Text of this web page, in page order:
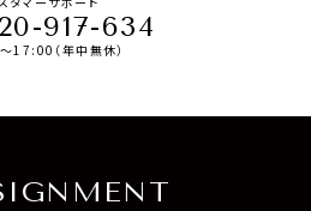
917-634
17:00（年中無休）